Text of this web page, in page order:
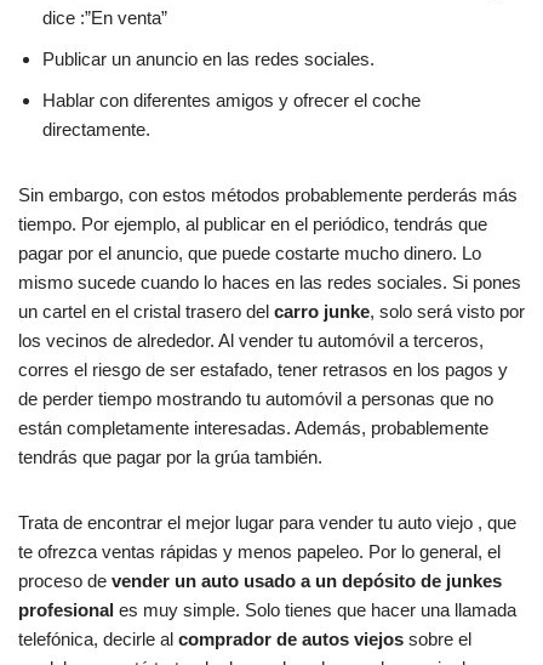
dice :”En venta”
Publicar un anuncio en las redes sociales.
Hablar con diferentes amigos y ofrecer el coche
directamente.
Sin embargo, con estos métodos probablemente perderás más
tiempo. Por ejemplo, al publicar en el periódico, tendrás que
pagar por el anuncio, que puede costarte mucho dinero. Lo
mismo sucede cuando lo haces en las redes sociales. Si pones
un cartel en el cristal trasero del carro junke, solo será visto por
los vecinos de alrededor. Al vender tu automóvil a terceros,
corres el riesgo de ser estafado, tener retrasos en los pagos y
de perder tiempo mostrando tu automóvil a personas que no
están completamente interesadas. Además, probablemente
tendrás que pagar por la grúa también.
Trata de encontrar el mejor lugar para vender tu auto viejo , que
te ofrezca ventas rápidas y menos papeleo. Por lo general, el
proceso de vender un auto usado a un depósito de junkes
profesional es muy simple. Solo tienes que hacer una llamada
telefónica, decirle al comprador de autos viejos sobre el